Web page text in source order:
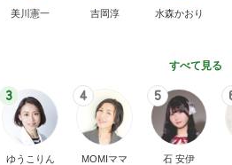
美川憲一 吉岡淳 水森かおり
すべて見る
3
ゆうこりん
4
MOMIママ
5
石 安伊